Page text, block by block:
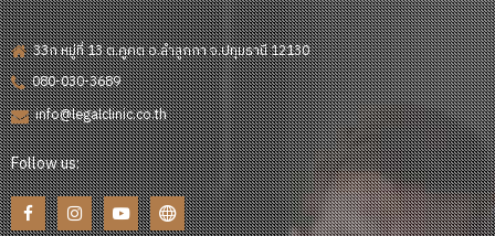
33ก หมู่ที่ 13 ต.คูคต อ.ลำลูกกา จ.ปทุมธานี 12130
080-030-3689
info@legalclinic.co.th
Follow us: